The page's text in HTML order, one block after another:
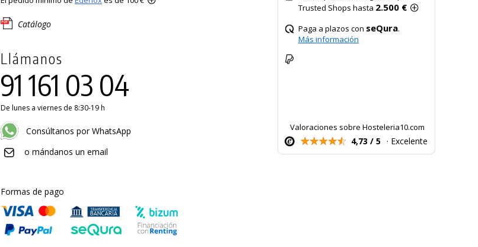
Catálogo
Llámanos
91 161 03 04
De lunes a viernes de 8:30-19 h
Consúltanos por WhatsApp
o mándanos un email
Formas de pago
Trusted Shops hasta 2.500 €
Paga a plazos con seQura.
Más información
Valoraciones sobre Hosteleria10.com
4,73 / 5 · Excelente